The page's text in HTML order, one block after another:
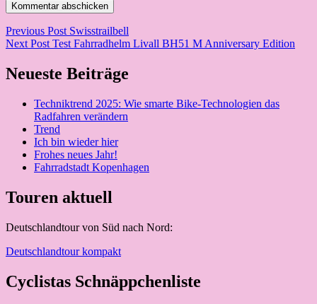
Beitragsnavigation
Previous Post Swisstrailbell
Next Post Test Fahrradhelm Livall BH51 M Anniversary Edition
Neueste Beiträge
Techniktrend 2025: Wie smarte Bike-Technologien das
Radfahren verändern
Trend
Ich bin wieder hier
Frohes neues Jahr!
Fahrradstadt Kopenhagen
Touren aktuell
Deutschlandtour von Süd nach Nord:
Deutschlandtour kompakt
Cyclistas Schnäppchenliste